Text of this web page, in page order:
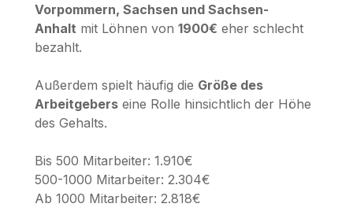
Vorpommern, Sachsen und Sachsen-
Anhalt mit Löhnen von 1900€ eher schlecht
bezahlt.
Außerdem spielt häufig die Größe des
Arbeitgebers eine Rolle hinsichtlich der Höhe
des Gehalts.
Bis 500 Mitarbeiter: 1.910€
500-1000 Mitarbeiter: 2.304€
Ab 1000 Mitarbeiter: 2.818€